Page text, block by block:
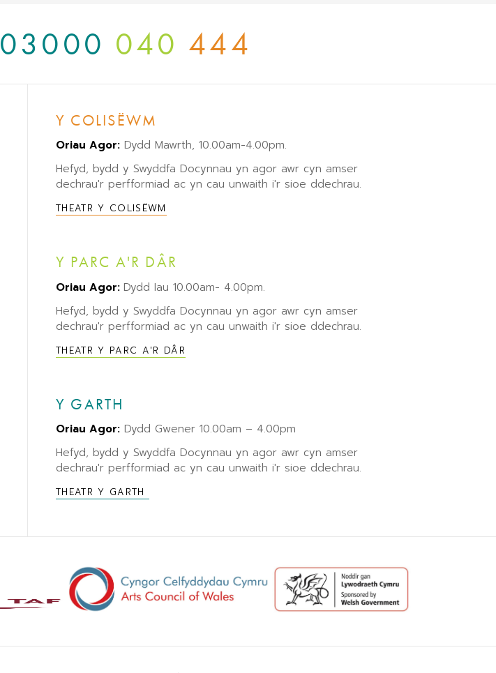
03000 040 444
Y COLISËWM
Oriau Agor: Dydd Mawrth, 10.00am-4.00pm.
Hefyd, bydd y Swyddfa Docynnau yn agor awr cyn amser
dechrau'r perfformiad ac yn cau unwaith i'r sioe ddechrau.
THEATR Y COLISËWM
Y PARC A'R DÂR
Oriau Agor: Dydd Iau 10.00am- 4.00pm.
Hefyd, bydd y Swyddfa Docynnau yn agor awr cyn amser
dechrau'r perfformiad ac yn cau unwaith i'r sioe ddechrau.
THEATR Y PARC A'R DÂR
Y GARTH
Oriau Agor: Dydd Gwener 10.00am – 4.00pm
Hefyd, bydd y Swyddfa Docynnau yn agor awr cyn amser
dechrau'r perfformiad ac yn cau unwaith i'r sioe ddechrau.
THEATR Y GARTH